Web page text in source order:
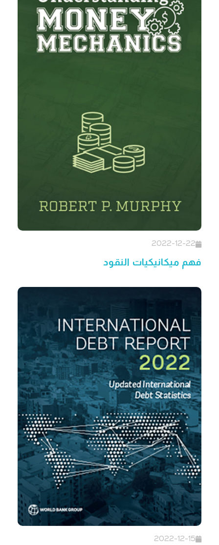
2022-12-22
فهم ميكانيكيات النقود
2022-12-15